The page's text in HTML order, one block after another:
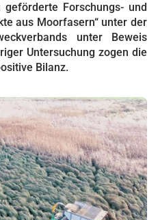
Forschungs- und
aus Moorfasern“ unter der
unter Beweis
Untersuchung zogen die
Bilanz.